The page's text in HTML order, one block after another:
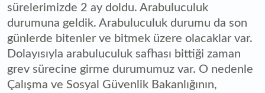
sürelerimizde 2 ay doldu. Arabuluculuk
durumuna geldik. Arabuluculuk durumu da son
günlerde bitenler ve bitmek üzere olacaklar var.
Dolayısıyla arabuluculuk safhası bittiği zaman
grev sürecine girme durumumuz var. O nedenle
Çalışma ve Sosyal Güvenlik Bakanlığının,